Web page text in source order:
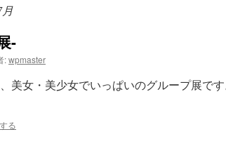
月
-
:wpmaster
美女・美少女でいっぱいのグループ展で
る